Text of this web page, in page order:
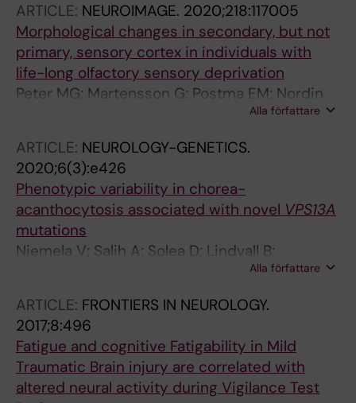
ARTICLE: NEUROIMAGE. 2020;218:117005
Morphological changes in secondary, but not
primary, sensory cortex in individuals with
life-long olfactory sensory deprivation
Peter MG; Martensson G; Postma EM; Nordin
LE; Westman E; Boesveldt S; Lundstrom JN
Alla författare
ARTICLE: NEUROLOGY-GENETICS.
2020;6(3):e426
Phenotypic variability in chorea-
acanthocytosis associated with novel VPS13A
mutations
Niemela V; Salih A; Solea D; Lindvall B;
Weinberg J; Miltenberger G; Granberg T;
N; Paucar M
Alla författare
ARTICLE: FRONTIERS IN NEUROLOGY.
2017;8:496
Fatigue and cognitive Fatigability in Mild
Traumatic Brain injury are correlated with
altered neural activity during Vigilance Test